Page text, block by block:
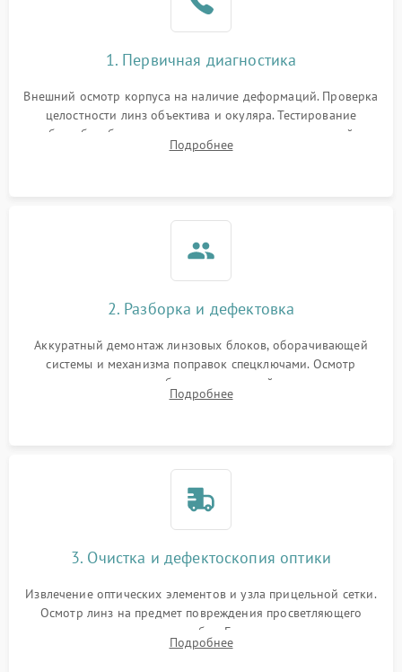
1. Первичная диагностика
Внешний осмотр корпуса на наличие деформаций. Проверка
целостности линз объектива и окуляра. Тестирование
работы барабанчиков ввода поправок, кольца отстройки
параллакса и зума. Выявление сколов, внутренних
Подробнее
2. Разборка и дефектовка
Аккуратный демонтаж линзовых блоков, оборачивающей
системы и механизма поправок спецключами. Осмотр
внутренних резьбовых соединений, пружин и
уплотнительных колец. Поиск причин люфта, смещения
Подробнее
3. Очистка и дефектоскопия оптики
Извлечение оптических элементов и узла прицельной сетки.
Осмотр линз на предмет повреждения просветляющего
покрытия или появления грибка. Бережная очистка стекол
спецрастворами. Проверка целостности гравированной
Подробнее